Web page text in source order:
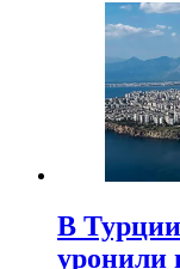
В
уронили